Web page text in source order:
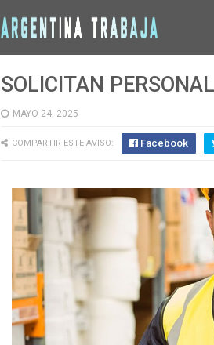
SOLICITAN
MAYO 24, 2025
COMPARTIR ESTE AVISO: Facebook